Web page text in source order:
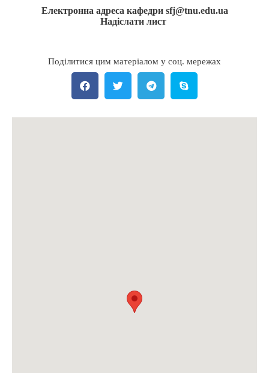
Електронна адреса кафедри sfj@tnu.edu.ua
Надіслати лист
Поділитися цим матеріалом у соц. мережах